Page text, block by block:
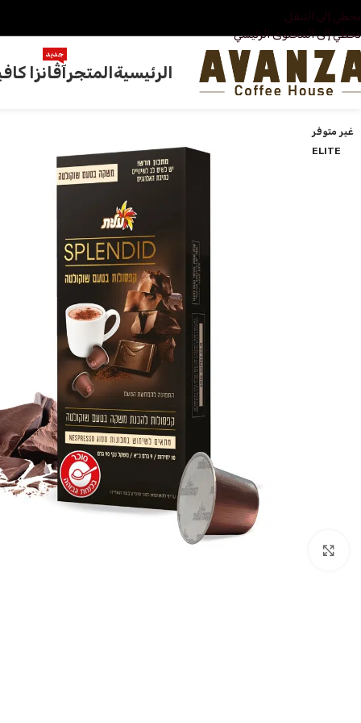
تخطي إلى التنقل
تخطي إلى المحتوى الرئيسي
الرئيسيةالمتجرآڤانزا
جديد
غير متوفر
ELITE